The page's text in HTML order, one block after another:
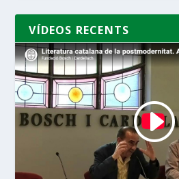
VÍDEOS RECENTS